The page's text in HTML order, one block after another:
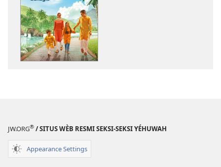
JW.ORG® / SITUS WÈB RESMI SEKSI-SEKSI YÉHUWAH
Appearance Settings